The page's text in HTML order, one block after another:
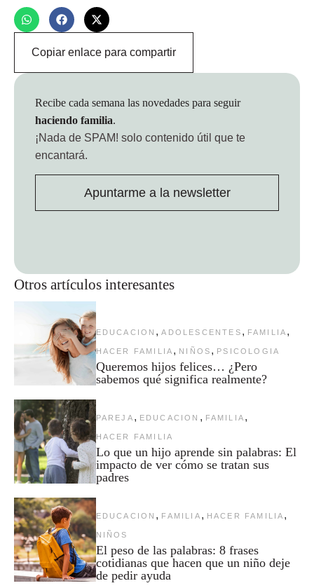
Copiar enlace para compartir
Otros artículos interesantes
EDUCACION , ADOLESCENTES , FAMILIA ,
HACER FAMILIA , NIÑOS , PSICOLOGIA
Queremos hijos felices… ¿Pero
sabemos qué significa realmente?
PAREJA , EDUCACION , FAMILIA ,
HACER FAMILIA
Lo que un hijo aprende sin palabras: El
impacto de ver cómo se tratan sus
padres
EDUCACION , FAMILIA , HACER FAMILIA ,
NIÑOS
El peso de las palabras: 8 frases
cotidianas que hacen que un niño deje
de pedir ayuda
Recibe cada semana las novedades para seguir
haciendo familia.
¡Nada de SPAM! solo contenido útil que te
encantará.
Apuntarme a la newsletter